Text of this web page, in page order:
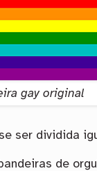
gay original
ser dividida
de